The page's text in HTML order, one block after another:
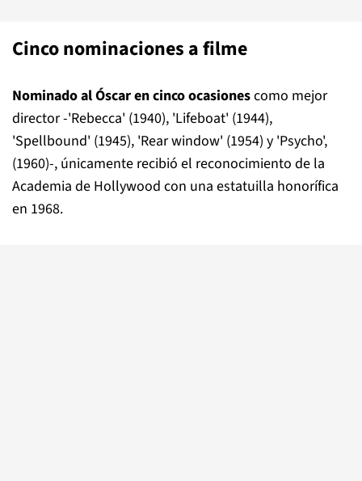
Cinco nominaciones a filme
Nominado al Óscar en cinco ocasionescomo mejor
director -'Rebecca' (1940), 'Lifeboat' (1944),
'Spellbound' (1945), 'Rear window' (1954) y 'Psycho',
(1960)-, únicamente recibió el reconocimiento de la
Academia de Hollywood con una estatuilla honorífica
en 1968.